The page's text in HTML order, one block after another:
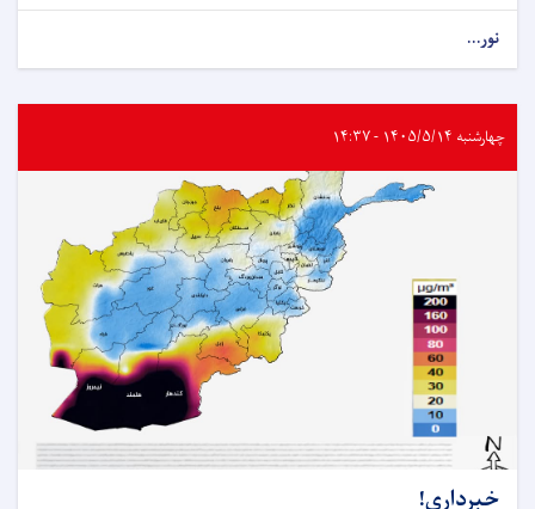
نور...
چهارشنبه ۱۴۰۵/۵/۱۴ - ۱۴:۳۷
خبرداری!